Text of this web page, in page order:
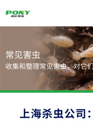
常见害虫
收集和整理常见害虫，对它
上海杀虫公司